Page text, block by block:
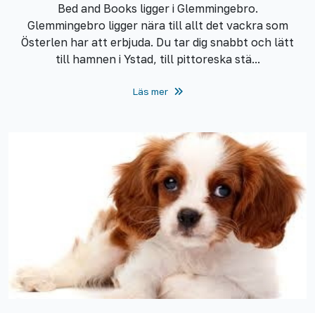
Bed and Books ligger i Glemmingebro.
Glemmingebro ligger nära till allt det vackra som
Österlen har att erbjuda. Du tar dig snabbt och lätt
till hamnen i Ystad, till pittoreska stä...
Läs mer